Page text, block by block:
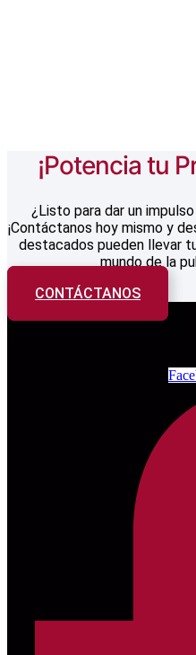
¡Potencia tu
¿Listo para dar un
¡Contáctanos hoy mismo y
destacados pueden llevar
mundo de la
CONTÁCTANOS